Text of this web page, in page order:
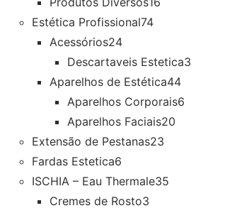
Estética Profissional74
Acessórios24
Descartaveis Estetica3
Aparelhos de Estética44
Aparelhos Corporais6
Aparelhos Faciais20
Extensão de Pestanas23
Fardas Estetica6
ISCHIA – Eau Thermale35
Cremes de Rosto3